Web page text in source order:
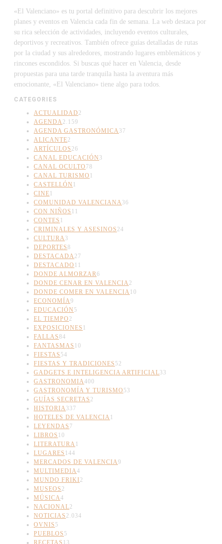
«El Valenciano» es tu portal definitivo para descubrir los mejores
planes y eventos en Valencia cada fin de semana. La web destaca por
su rica selección de actividades, incluyendo eventos culturales,
deportivos y recreativos. También ofrece guías detalladas de rutas
por la ciudad y sus alrededores, mostrando lugares emblemáticos y
rincones escondidos. Si buscas qué hacer en Valencia, desde
propuestas para una tarde tranquila hasta la aventura más
emocionante, «El Valenciano» tiene algo para todos.
CATEGORIES
ACTUALIDAD 2
AGENDA 2.159
AGENDA GASTRONÓMICA 37
ALICANTE2
ARTÍCULOS 26
CANAL EDUCACIÓN 3
CANAL OCULTO 78
CANAL TURISMO 1
CASTELLÓN 1
CINE1
COMUNIDAD VALENCIANA 36
CON NIÑOS 11
CONTES 1
CRIMINALES Y ASESINOS 24
CULTURA 3
DEPORTES8
DESTACADA 27
DESTACADO 11
DONDE ALMORZAR6
DONDE CENAR EN VALENCIA 2
DONDE COMER EN VALENCIA 10
ECONOMÍA9
EDUCACIÓN 5
EL TIEMPO 2
EXPOSICIONES 1
FALLAS84
FANTASMAS 10
FIESTAS 54
FIESTAS Y TRADICIONES 52
GADGETS E INTELIGENCIA ARTIFICIAL33
GASTRONOMIA400
GASTRONOMÍA Y TURISMO 53
GUÍAS SECRETAS 2
HISTORIA 337
HOTELES DE VALENCIA 1
LEYENDAS 7
LIBROS 10
LITERATURA 1
LUGARES 144
MERCADOS DE VALENCIA9
MULTIMEDIA4
MUNDO FRIKI2
MUSEOS 2
MÚSICA4
NACIONAL2
NOTICIAS 2.034
OVNIS 5
PUEBLOS 5
RECETAS 13